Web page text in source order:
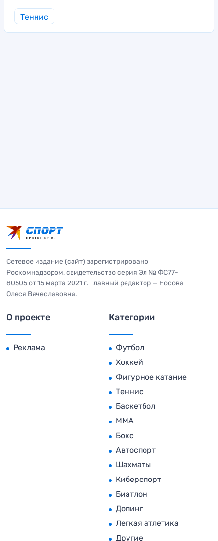
Теннис
Сетевое издание (сайт) зарегистрировано
Роскомнадзором, свидетельство серия Эл № ФС77-
80505 от 15 марта 2021 г. Главный редактор — Носова
Олеся Вячеславовна.
О проекте
Реклама
Категории
Футбол
Хоккей
Фигурное катание
Теннис
Баскетбол
MMA
Бокс
Автоспорт
Шахматы
Киберспорт
Биатлон
Допинг
Легкая атлетика
Другие